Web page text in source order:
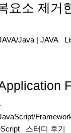
요소 제거
Java | JAVA
스터디 후기